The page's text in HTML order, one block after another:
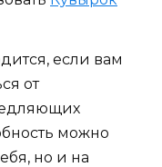
если вам
от
можно
но и на